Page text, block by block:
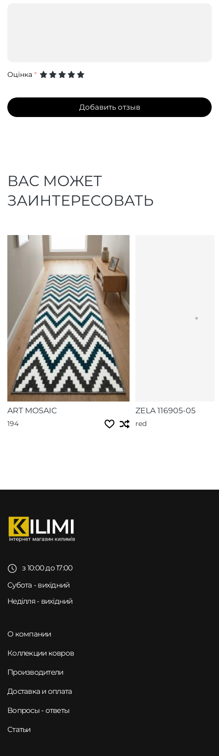
Оцінка *
Добавить отзыв
ВАС МОЖЕТ
ЗАИНТЕРЕСОВАТЬ
ART MOSAIC
194
ZELA 116905-05
red
з 10:00 до 17:00
Субота - вихідний
Неділля - вихідний
О компании
Коллекции ковров
Производители
Доставка и оплата
Вопросы - ответы
Статьи